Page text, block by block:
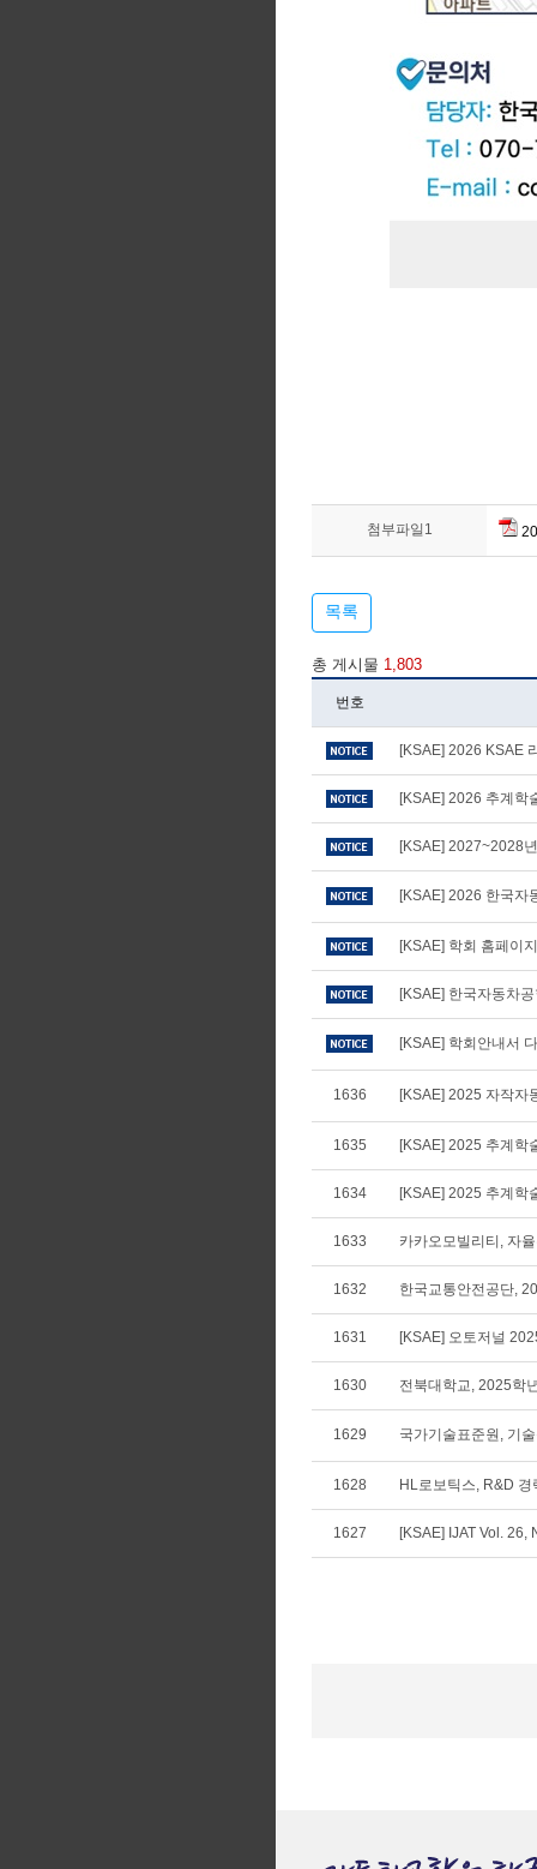
첨부파일1
목록
총 게시물 1,803
번호
[KSAE] 2026 KSAE
[KSAE] 2026 추계학
[KSAE] 2027~2028
[KSAE] 2026 한국자
[KSAE] 학회 홈페이
[KSAE] 한국자동차
[KSAE] 학회안내서
1636 [KSAE] 2025 자작자
1635 [KSAE] 2025 추계학
1634 [KSAE] 2025 추계학
1633 카카오모빌리티, 자
1632 한국교통안전공단,
1631 [KSAE] 오토저널
1630 전북대학교, 2025학
1629 국가기술표준원, 기
1628 HL로보틱스, R&D
1627 [KSAE] IJAT Vol.